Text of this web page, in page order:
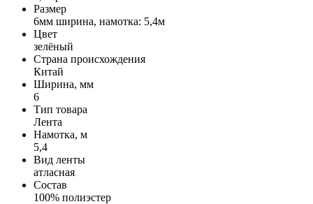
Размер
6мм ширина, намотка: 5,4м
Цвет
зелёный
Страна происхождения
Китай
Ширина, мм
6
Тип товара
Лента
Намотка, м
5,4
Вид ленты
атласная
Состав
100% полиэстер